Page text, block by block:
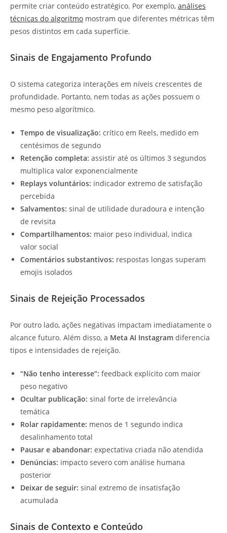
permite criar conteúdo estratégico. Por exemplo, análises
técnicas do algoritmo mostram que diferentes métricas têm
pesos distintos em cada superfície.
Sinais de Engajamento Profundo
O sistema categoriza interações em níveis crescentes de
profundidade. Portanto, nem todas as ações possuem o
mesmo peso algorítmico.
Tempo de visualização: crítico em Reels, medido em
centésimos de segundo
Retenção completa: assistir até os últimos 3 segundos
multiplica valor exponencialmente
Replays voluntários: indicador extremo de satisfação
percebida
Salvamentos: sinal de utilidade duradoura e intenção
de revisita
Compartilhamentos: maior peso individual, indica
valor social
Comentários substantivos: respostas longas superam
emojis isolados
Sinais de Rejeição Processados
Por outro lado, ações negativas impactam imediatamente o
alcance futuro. Além disso, a Meta AI Instagram diferencia
tipos e intensidades de rejeição.
“Não tenho interesse”: feedback explícito com maior
peso negativo
Ocultar publicação: sinal forte de irrelevância
temática
Rolar rapidamente: menos de 1 segundo indica
desalinhamento total
Pausar e abandonar: expectativa criada não atendida
Denúncias: impacto severo com análise humana
posterior
Deixar de seguir: sinal extremo de insatisfação
acumulada
Sinais de Contexto e Conteúdo